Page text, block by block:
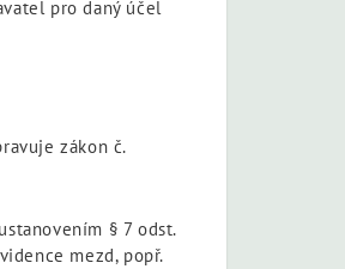
pro daný účel
zákon č.
§ 7 odst.
mezd, popř.